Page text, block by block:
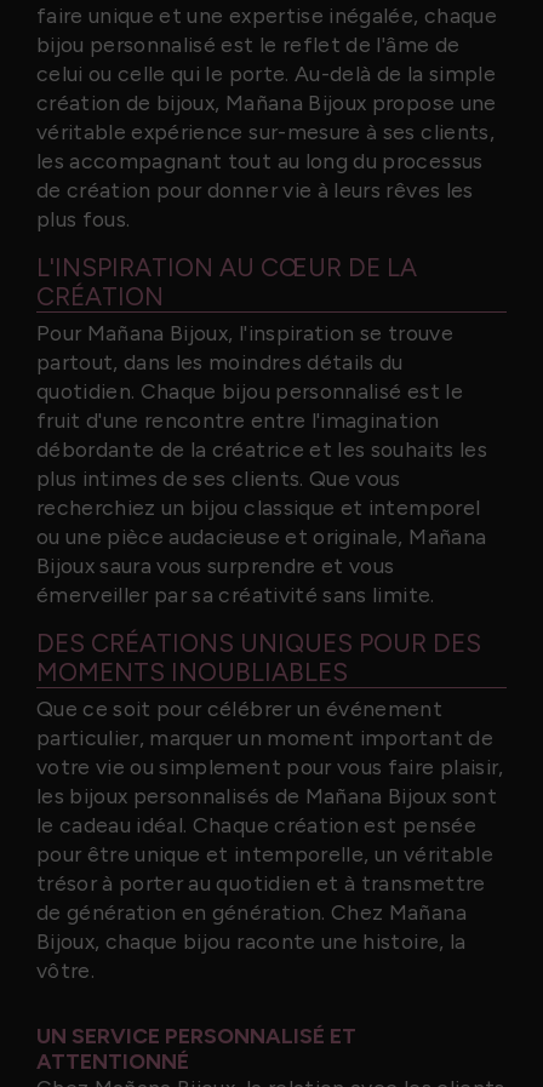
faire unique et une expertise inégalée, chaque
bijou personnalisé est le reflet de l'âme de
celui ou celle qui le porte. Au-delà de la simple
création de bijoux, Mañana Bijoux propose une
véritable expérience sur-mesure à ses clients,
les accompagnant tout au long du processus
de création pour donner vie à leurs rêves les
plus fous.
L'INSPIRATION AU CŒUR DE LA
CRÉATION
Pour Mañana Bijoux, l'inspiration se trouve
partout, dans les moindres détails du
quotidien. Chaque bijou personnalisé est le
fruit d'une rencontre entre l'imagination
débordante de la créatrice et les souhaits les
plus intimes de ses clients. Que vous
recherchiez un bijou classique et intemporel
ou une pièce audacieuse et originale, Mañana
Bijoux saura vous surprendre et vous
émerveiller par sa créativité sans limite.
DES CRÉATIONS UNIQUES POUR DES
MOMENTS INOUBLIABLES
Que ce soit pour célébrer un événement
particulier, marquer un moment important de
votre vie ou simplement pour vous faire plaisir,
les bijoux personnalisés de Mañana Bijoux sont
le cadeau idéal. Chaque création est pensée
pour être unique et intemporelle, un véritable
trésor à porter au quotidien et à transmettre
de génération en génération. Chez Mañana
Bijoux, chaque bijou raconte une histoire, la
vôtre.
UN SERVICE PERSONNALISÉ ET
ATTENTIONNÉ